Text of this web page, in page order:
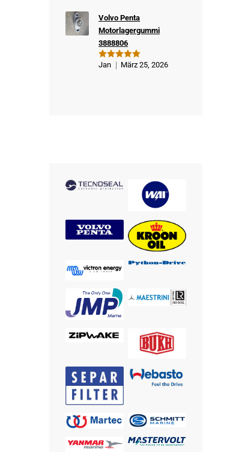
Bewertet
Volvo Penta
Motorlagergummi
3888806
Jan März 25, 2026